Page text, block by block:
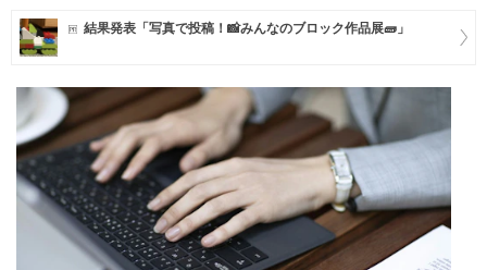
住まい
マネー
トレンド・イベント
結果発表「写真で投稿！📸みんなのブロック作品展🧱」